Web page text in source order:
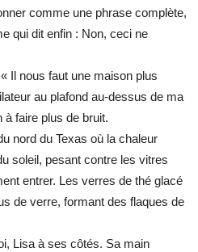
comme une phrase complète,
qui dit enfin : Non, ceci ne
Il nous faut une maison plus
au plafond au-dessus de ma
faire plus de bruit.
nord du Texas où la chaleur
soleil, pesant contre les vitres
entrer. Les verres de thé glacé
de verre, formant des flaques de
Lisa à ses côtés. Sa main